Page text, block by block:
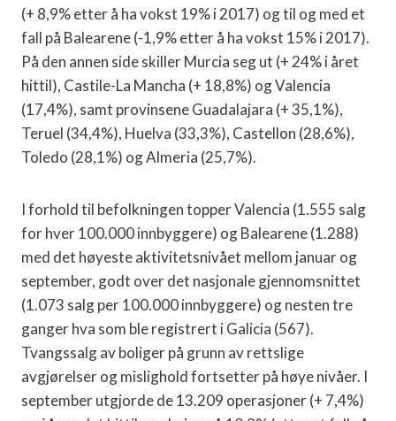
(+ 8,9% etter å ha vokst 19% i 2017) og til og med et
fall på Balearene (-1,9% etter å ha vokst 15% i 2017).
På den annen side skiller Murcia seg ut (+ 24% i året
hittil), Castile-La Mancha (+ 18,8%) og Valencia
(17,4%), samt provinsene Guadalajara (+ 35,1%),
Teruel (34,4%), Huelva (33,3%), Castellon (28,6%),
Toledo (28,1%) og Almeria (25,7%).
I forhold til befolkningen topper Valencia (1.555 salg
for hver 100.000 innbyggere) og Balearene (1.288)
med det høyeste aktivitetsnivået mellom januar og
september, godt over det nasjonale gjennomsnittet
(1.073 salg per 100.000 innbyggere) og nesten tre
ganger hva som ble registrert i Galicia (567).
Tvangssalg av boliger på grunn av rettslige
avgjørelser og mislighold fortsetter på høye nivåer. I
september utgjorde de 13.209 operasjoner (+ 7,4%)